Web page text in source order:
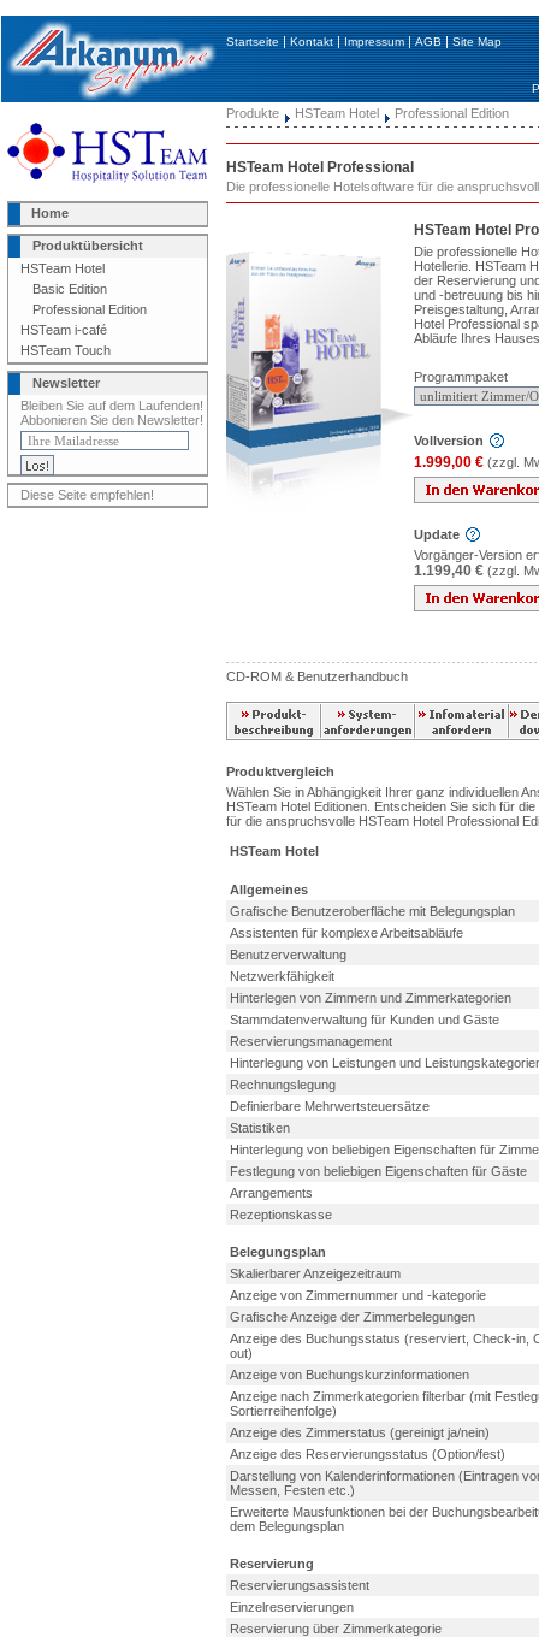
Startseite|Kontakt|Impressum|AGB|Site Map
Home
Produktübersicht
HSTeam Hotel
Basic Edition
Professional Edition
HSTeam i-café
HSTeam Touch
Newsletter
Bleiben Sie auf dem Laufenden!
Abbonieren Sie den Newsletter!
Diese Seite empfehlen!
Produkte HSTeam Hotel Professional Edition
HSTeam Hotel Professional
Die professionelle Hotelsoftware für die
HSTeam Hotel
Die professionelle
Hotellerie. HSTeam
der Reservierung
und -betreuung bis
Preisgestaltung,
Hotel Professional
Abläufe Ihres
Programmpaket
Vollversion
1.999,00 € (zzgl.
Update
Vorgänger-Version
1.199,40 € (zzgl.
CD-ROM & Benutzerhandbuch
Produktvergleich
Wählen Sie in Abhängigkeit Ihrer ganz individuellen
HSTeam Hotel Editionen. Entscheiden Sie sich für
für die anspruchsvolle HSTeam Hotel Professional
HSTeam Hotel
Allgemeines
Grafische Benutzeroberfläche mit Belegungsplan
Assistenten für komplexe Arbeitsabläufe
Benutzerverwaltung
Netzwerkfähigkeit
Hinterlegen von Zimmern und Zimmerkategorien
Stammdatenverwaltung für Kunden und Gäste
Reservierungsmanagement
Hinterlegung von Leistungen und
Rechnungslegung
Definierbare Mehrwertsteuersätze
Statistiken
Hinterlegung von beliebigen Eigenschaften für
Festlegung von beliebigen Eigenschaften für Gäste
Arrangements
Rezeptionskasse
Belegungsplan
Skalierbarer Anzeigezeitraum
Anzeige von Zimmernummer und -kategorie
Grafische Anzeige der Zimmerbelegungen
Anzeige des Buchungsstatus (reserviert, Check-in,
out)
Anzeige von Buchungskurzinformationen
Anzeige nach Zimmerkategorien filterbar (mit
Sortierreihenfolge)
Anzeige des Zimmerstatus (gereinigt ja/nein)
Anzeige des Reservierungsstatus (Option/fest)
Darstellung von Kalenderinformationen (Eintragen
Messen, Festen etc.)
Erweiterte Mausfunktionen bei der
dem Belegungsplan
Reservierung
Reservierungsassistent
Einzelreservierungen
Reservierung über Zimmerkategorie